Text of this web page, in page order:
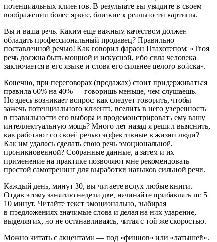
потенциальных клиентов. В результате вы увидите в своем
воображении более яркие, близкие к реальности картины.
Вы и ваша речь. Каким еще важным качеством должен
обладать профессиональный продавец? Правильно
поставленной речью! Как говорил фараон Птахотепом: «Твоя
речь должна быть мощной и искусной, ибо сила человека
заключается в его языке и слова его сильнее целого войска».
Конечно, при переговорах (продажах) стоит придерживаться
правила 60% на 40% — говоришь меньше, чем слушаешь.
Но здесь возникает вопрос: как следует говорить, чтобы
зажечь потенциального клиента, вселить в него уверенность
в правильности его выбора и продемонстрировать ему вашу
интеллектуальную мощь? Много лет назад я решил выяснить,
как работают со своей речью эффективные в жизни люди?
Как им удалось сделать свою речь эмоциональной,
проникновенной? Собранные данные, а затем и их
применение на практике позволяют мне рекомендовать
простой самотренинг для выработки навыков сильной речи.
Каждый день, минут 30, вы читаете вслух любые книги.
Отдав этому занятию недели две, начинайте прибавлять по 5–
10 минут. Читайте текст эмоционально, выбирая
в предложениях значимые слова и делая на них ударение,
выделяя их, но не останавливаясь, читая с той же скоростью.
Можно читать с акцентами — под «финнов» или «латышей».